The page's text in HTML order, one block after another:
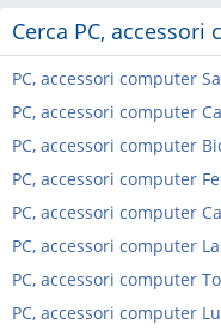
Cerca PC, accessori
PC, accessori computer
PC, accessori computer
PC, accessori computer
PC, accessori computer
PC, accessori computer
PC, accessori computer
PC, accessori computer
PC, accessori computer